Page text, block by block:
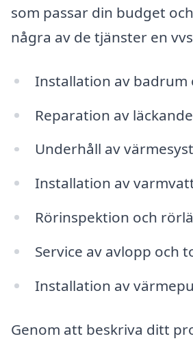
som passar din budget
några av de tjänster en
Installation av badrum
Reparation av
Underhåll av
Installation av
Rörinspektion och
Service av avlopp och
Installation av
Genom att beskriva ditt